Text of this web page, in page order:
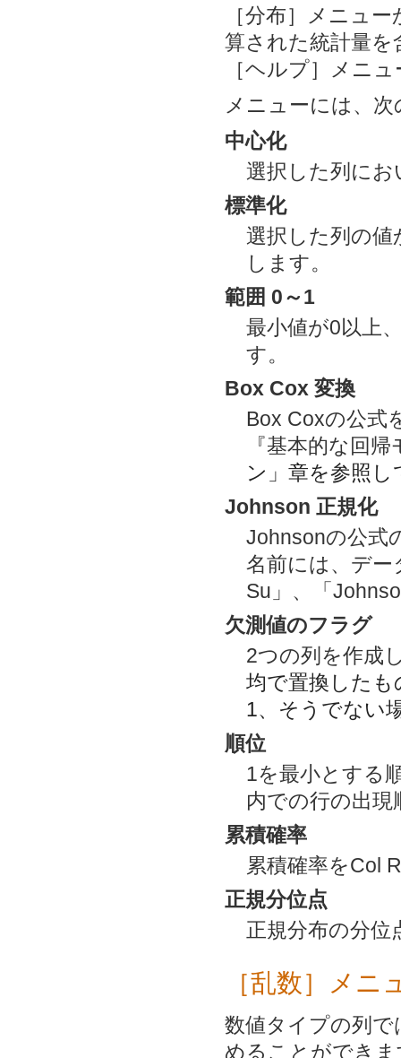
［分布］メニュ
算された統計量
［ヘルプ］メニ
メニューには、
中心化
選択した列に
標準化
選択した列の値
します。
範囲 0～1
最小値が0以上
す。
Box Cox 変換
Box Coxの公式
『基本的な回
ン」章を参照
Johnson 正規化
Johnsonの公式
名前には、デー
Su」、「
欠測値のフラグ
2つの列を作成
均で置換したも
1、そうでない
順位
1を最小とする
内での行の出
累積確率
累積確率をCol
正規分位点
正規分布の分位
［乱数］メニ
数値タイプの列で
めることができま